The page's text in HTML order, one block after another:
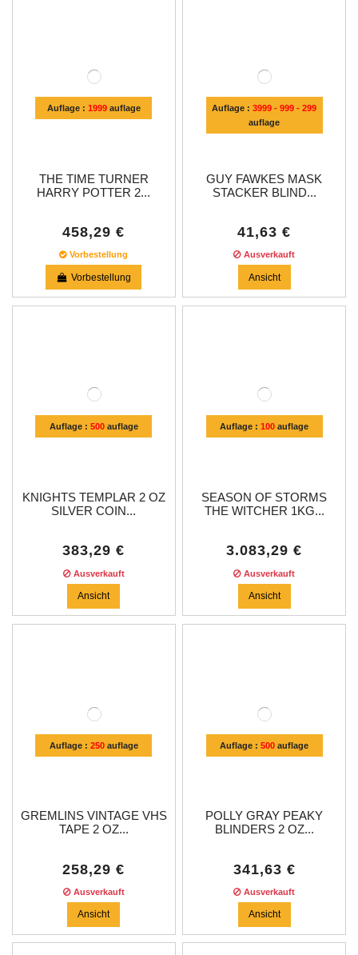
Auflage : 1999auflage
THE TIME TURNER
HARRY POTTER 2...
458,29 €
Vorbestellung
Vorbestellung
Auflage :3999 - 999 - 299
auflage
GUY FAWKES MASK
STACKER BLIND...
41,63 €
Ausverkauft
Ansicht
Auflage : 500auflage
KNIGHTS TEMPLAR 2 OZ
SILVER COIN...
383,29 €
Ausverkauft
Ansicht
Auflage :100 auflage
SEASON OF STORMS
THE WITCHER 1KG...
3.083,29 €
Ausverkauft
Ansicht
Auflage : 250auflage
GREMLINS VINTAGE VHS
TAPE 2 OZ...
258,29 €
Ausverkauft
Ansicht
Auflage :500 auflage
POLLY GRAY PEAKY
BLINDERS 2 OZ...
341,63 €
Ausverkauft
Ansicht